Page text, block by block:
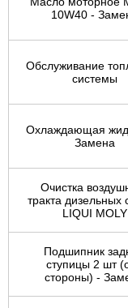
10W40 -
Обслуживание
системы
Охлаждающая
Замена
Очистка
тракта дизельных
LIQUI MOLY
Подшипник
ступицы 2 шт
стороны) -